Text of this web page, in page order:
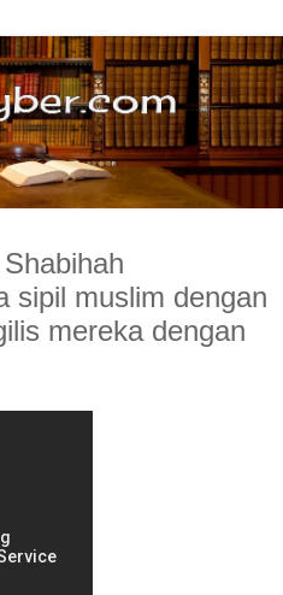
sipil muslim dengan
mereka dengan